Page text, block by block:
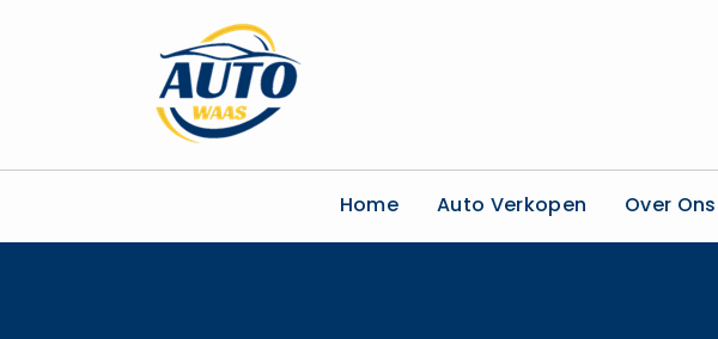
Home Auto Verkopen Over Ons